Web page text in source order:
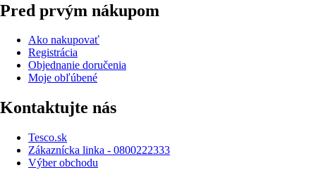
Pred prvým nákupom
Ako nakupovať
Registrácia
Objednanie doručenia
Moje obľúbené
Kontaktujte nás
Tesco.sk
Zákaznícka linka - 0800222333
Výber obchodu